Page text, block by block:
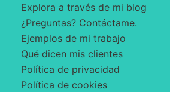
Explora a través de mi blog
¿Preguntas? Contáctame.
Ejemplos de mi trabajo
Qué dicen mis clientes
Política de privacidad
Política de cookies